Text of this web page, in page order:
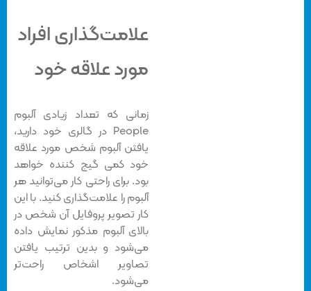
علامت‌گذاری افراد
مورد علاقه خود
زمانی که تعداد زیادی آلبوم
People در گالری خود دارید،
یافتن آلبوم شخص مورد علاقه
خود کمی گیج کننده خواهد
بود. برای راحتی کار می‌توانید هر
آلبوم را علامت‌گذاری کنید. با این
کار تصویر پروفایل آن شخص در
بالای آلبوم مذکور نمایش داده
می‌شود و بدین ترتیب یافتن
تصاویر اشخاص راحت‌تر
می‌شود.